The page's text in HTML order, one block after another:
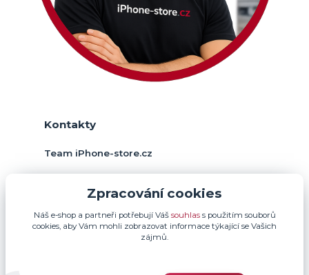
Kontakty
Team iPhone-store.cz
(Po-Pá, 9-17 hod.)
info@iphone-store.cz
Zpracování cookies
Náš e-shop a partneři potřebují Váš souhlass použitím souborů
cookies, aby Vám mohli zobrazovat informace týkající se Vašich
zájmů.